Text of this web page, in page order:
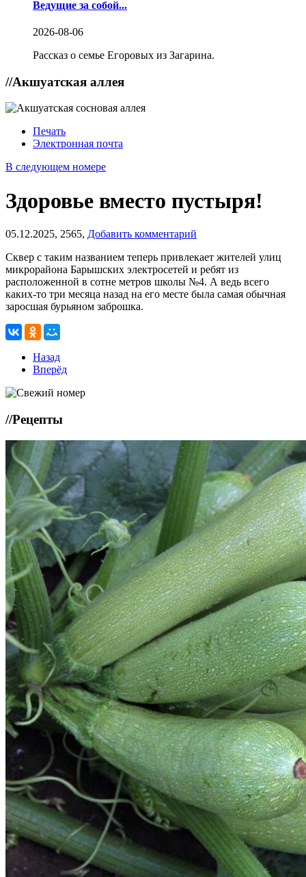
Ведущие за собой...
2026-08-06
Рассказ о семье Егоровых из Загарина.
//Акшуатская аллея
Печать
Электронная почта
В следующем номере
Здоровье вместо пустыря!
05.12.2025, 2565, Добавить комментарий
Сквер с таким названием теперь привлекает жителей улиц
микрорайона Барышских электросетей и ребят из
расположенной в сотне метров школы №4. А ведь всего
каких-то три месяца назад на его месте была самая обычная
заросшая бурьяном заброшка.
Назад
Вперёд
//Рецепты